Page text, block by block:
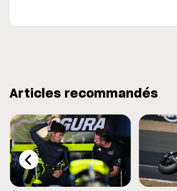
Articles recommandés